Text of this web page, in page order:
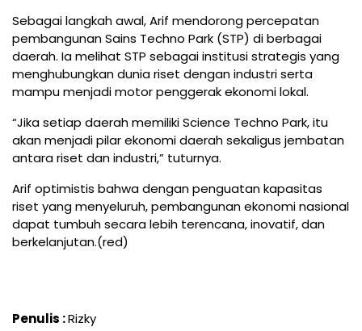
Sebagai langkah awal, Arif mendorong percepatan
pembangunan Sains Techno Park (STP) di berbagai
daerah. Ia melihat STP sebagai institusi strategis yang
menghubungkan dunia riset dengan industri serta
mampu menjadi motor penggerak ekonomi lokal.
“Jika setiap daerah memiliki Science Techno Park, itu
akan menjadi pilar ekonomi daerah sekaligus jembatan
antara riset dan industri,” tuturnya.
Arif optimistis bahwa dengan penguatan kapasitas
riset yang menyeluruh, pembangunan ekonomi nasional
dapat tumbuh secara lebih terencana, inovatif, dan
berkelanjutan.(red)
Penulis :Rizky